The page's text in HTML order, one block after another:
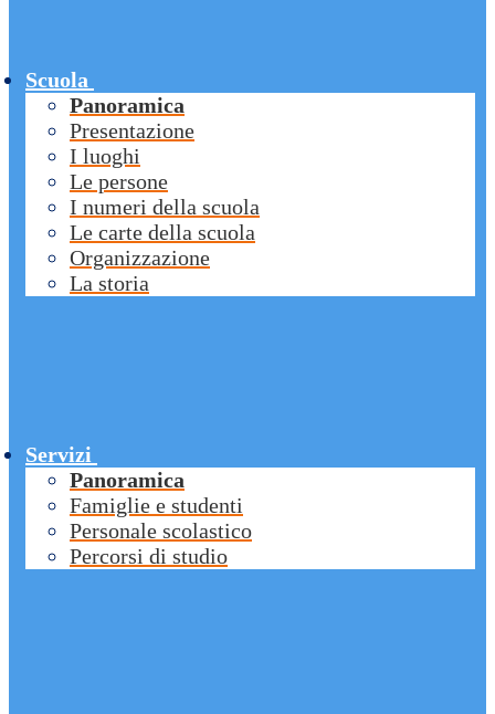
Scuola
Panoramica
Presentazione
I luoghi
Le persone
I numeri della scuola
Le carte della scuola
Organizzazione
La storia
Servizi
Panoramica
Famiglie e studenti
Personale scolastico
Percorsi di studio